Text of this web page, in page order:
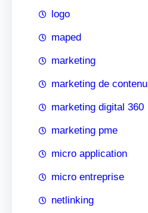
logo
maped
marketing
marketing de contenu
marketing digital 360
marketing pme
micro application
micro entreprise
netlinking